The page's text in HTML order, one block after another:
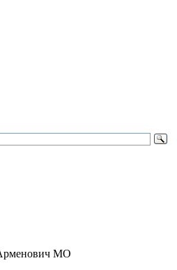
МО